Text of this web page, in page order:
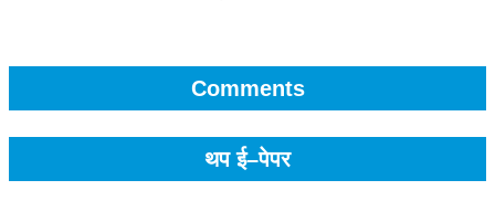
Comments
थप ई–पेपर